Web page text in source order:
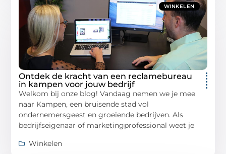
WINKELEN
Ontdek de kracht van een reclamebureau
in kampen voor jouw bedrijf
Welkom bij onze blog! Vandaag nemen we je mee
naar Kampen, een bruisende stad vol
ondernemersgeest en groeiende bedrijven. Als
bedrijfseigenaar of marketingprofessional weet je
Winkelen